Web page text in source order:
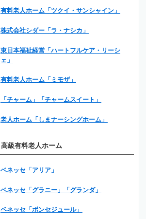
有料老人ホーム「ツクイ・サンシャイン」
株式会社シダー「ラ・ナシカ」
東日本福祉経営「ハートフルケア・リーシ
ェ」
有料老人ホーム「ミモザ」
「チャーム」「チャームスイート」
老人ホーム「しまナーシングホーム」
高級有料老人ホーム
ベネッセ「アリア」
ベネッセ「グラニー」「グランダ」
ベネッセ「ボンセジュール」